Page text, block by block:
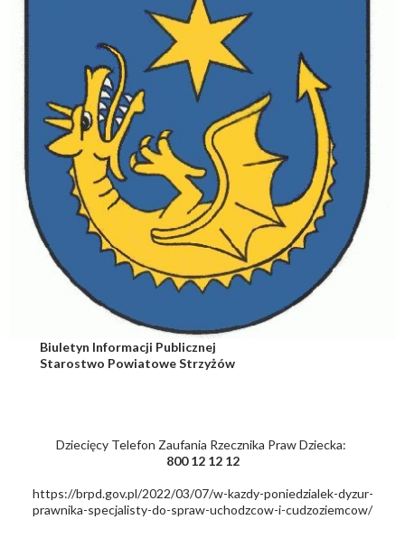
Biuletyn Informacji Publicznej
Starostwo Powiatowe Strzyżów
Dziecięcy Telefon Zaufania Rzecznika Praw Dziecka:
800 12 12 12
https://brpd.gov.pl/2022/03/07/w-kazdy-poniedzialek-dyzur-
prawnika-specjalisty-do-spraw-uchodzcow-i-cudzoziemcow/